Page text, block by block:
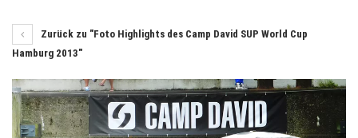
Zurück zu "Foto Highlights des Camp David SUP World Cup
Hamburg 2013"